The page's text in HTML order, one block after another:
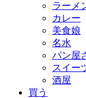
ラーメ
カレー
美食娘
名水
パン屋
スイー
酒屋
買う